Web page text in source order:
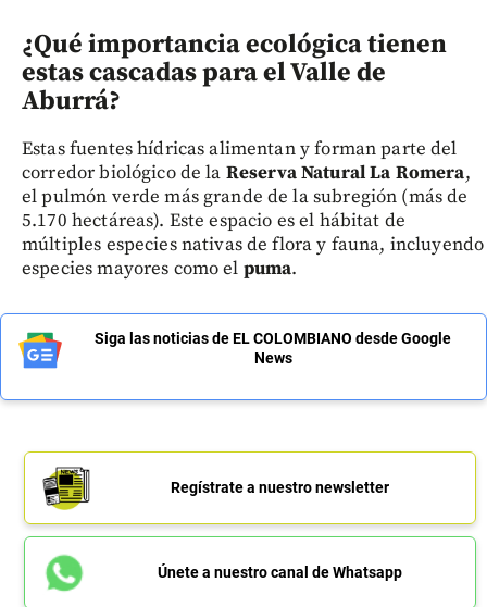
¿Qué importancia ecológica tienen
estas cascadas para el Valle de
Aburrá?
Estas fuentes hídricas alimentan y forman parte del
corredor biológico de la Reserva Natural La Romera,
el pulmón verde más grande de la subregión (más de
5.170 hectáreas). Este espacio es el hábitat de
múltiples especies nativas de flora y fauna, incluyendo
especies mayores como el puma.
Siga las noticias de EL COLOMBIANO desde Google
News
Regístrate a nuestro newsletter
Únete a nuestro canal de Whatsapp